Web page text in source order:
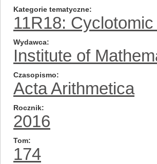
Kategorie tematyczne
11R18:
Wydawca
Institute of
Czasopismo
Acta Arithmetica
Rocznik
2016
Tom
174